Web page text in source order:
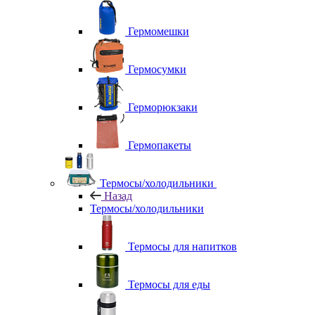
Гермомешки
Гермосумки
Герморюкзаки
Гермопакеты
Термосы/холодильники
Назад
Термосы/холодильники
Термосы для напитков
Термосы для еды